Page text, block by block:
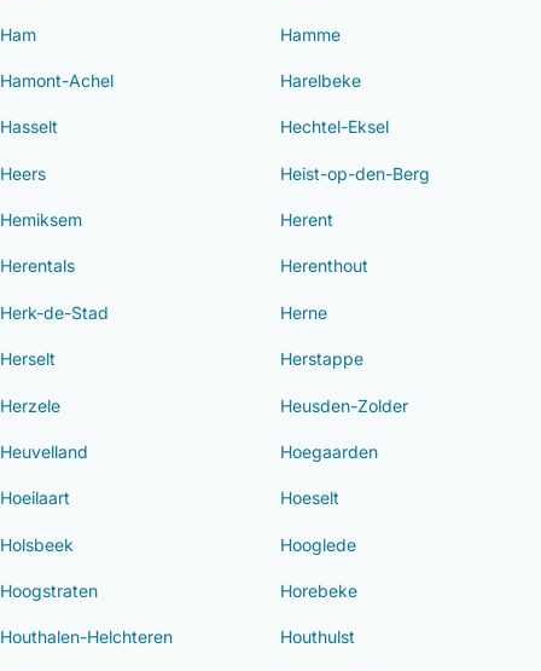
Ham Hamme
Hamont-Achel Harelbeke
Hasselt Hechtel-Eksel
Heers Heist-op-den-Berg
Hemiksem Herent
Herentals Herenthout
Herk-de-Stad Herne
Herselt Herstappe
Herzele Heusden-Zolder
Heuvelland Hoegaarden
Hoeilaart Hoeselt
Holsbeek Hooglede
Hoogstraten Horebeke
Houthalen-Helchteren Houthulst